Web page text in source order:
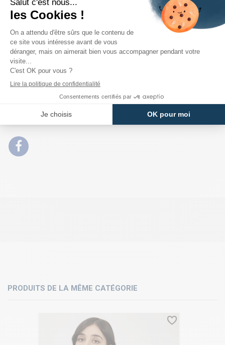
amis. Vous pourrez la porter en toute saison pour un style
décontracté et tendance en toutes circonstances.
Ne passez pas à côté de la veste réversible Only, un must-have de
votre dressing qui allie style, praticité et confort. Commandez-la
dès maintenant et adoptez un look moderne et élégant au
quotidien !
PRODUITS DE LA MÊME CATÉGORIE